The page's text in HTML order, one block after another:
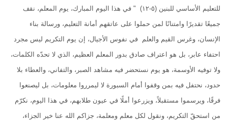
للتعليم الأساسي للبنين (٥-١٢) " في هذا اليوم المبارك، يوم المعلم، نقف
جميعًا تقديرًا وامتنانًا لمن حملوا على عاتقهم أمانة التعليم، ورسالة بناء
الإنسان، وغرس القيم والعلم في نفوس الأجيال، إن يوم التكريم ليس مجرد
احتفاء عابر، بل هو اعتراف صادق بدور المعلم العظيم، الذي لا تحدّه الكلمات،
ولا توفيه الأوسمة، هو يوم نستحضر فيه مشاهد الصبر، والتفاني، والعطاء بلا
حدود، نحتفل فيه بمن وقفوا أمام السبورة لا ليمرروا معلومات، بل ليصنعوا
فرقًا، ويرسموا مستقبلاً، ويزرعوا أملًا في عيون طلابهم، في هذا اليوم، نكرّم
من استحقّ التكريم، ونقول لكل معلم ومعلمة، جزاكم الله عنا خير الجزاء،